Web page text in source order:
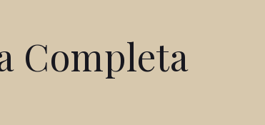
Completa